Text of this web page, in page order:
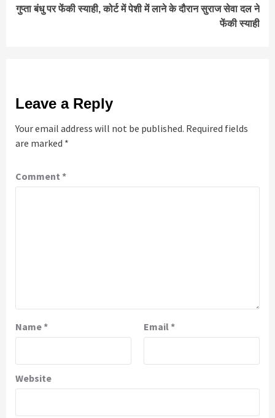
गुप्ता बंधु पर फेंकी स्याही, कोर्ट में पेशी में लाने के दौरान सुराज सेवा दल ने
फेंकी स्याही
Leave a Reply
Your email address will not be published. Required fields
are marked *
Comment *
Name* Email *
Website